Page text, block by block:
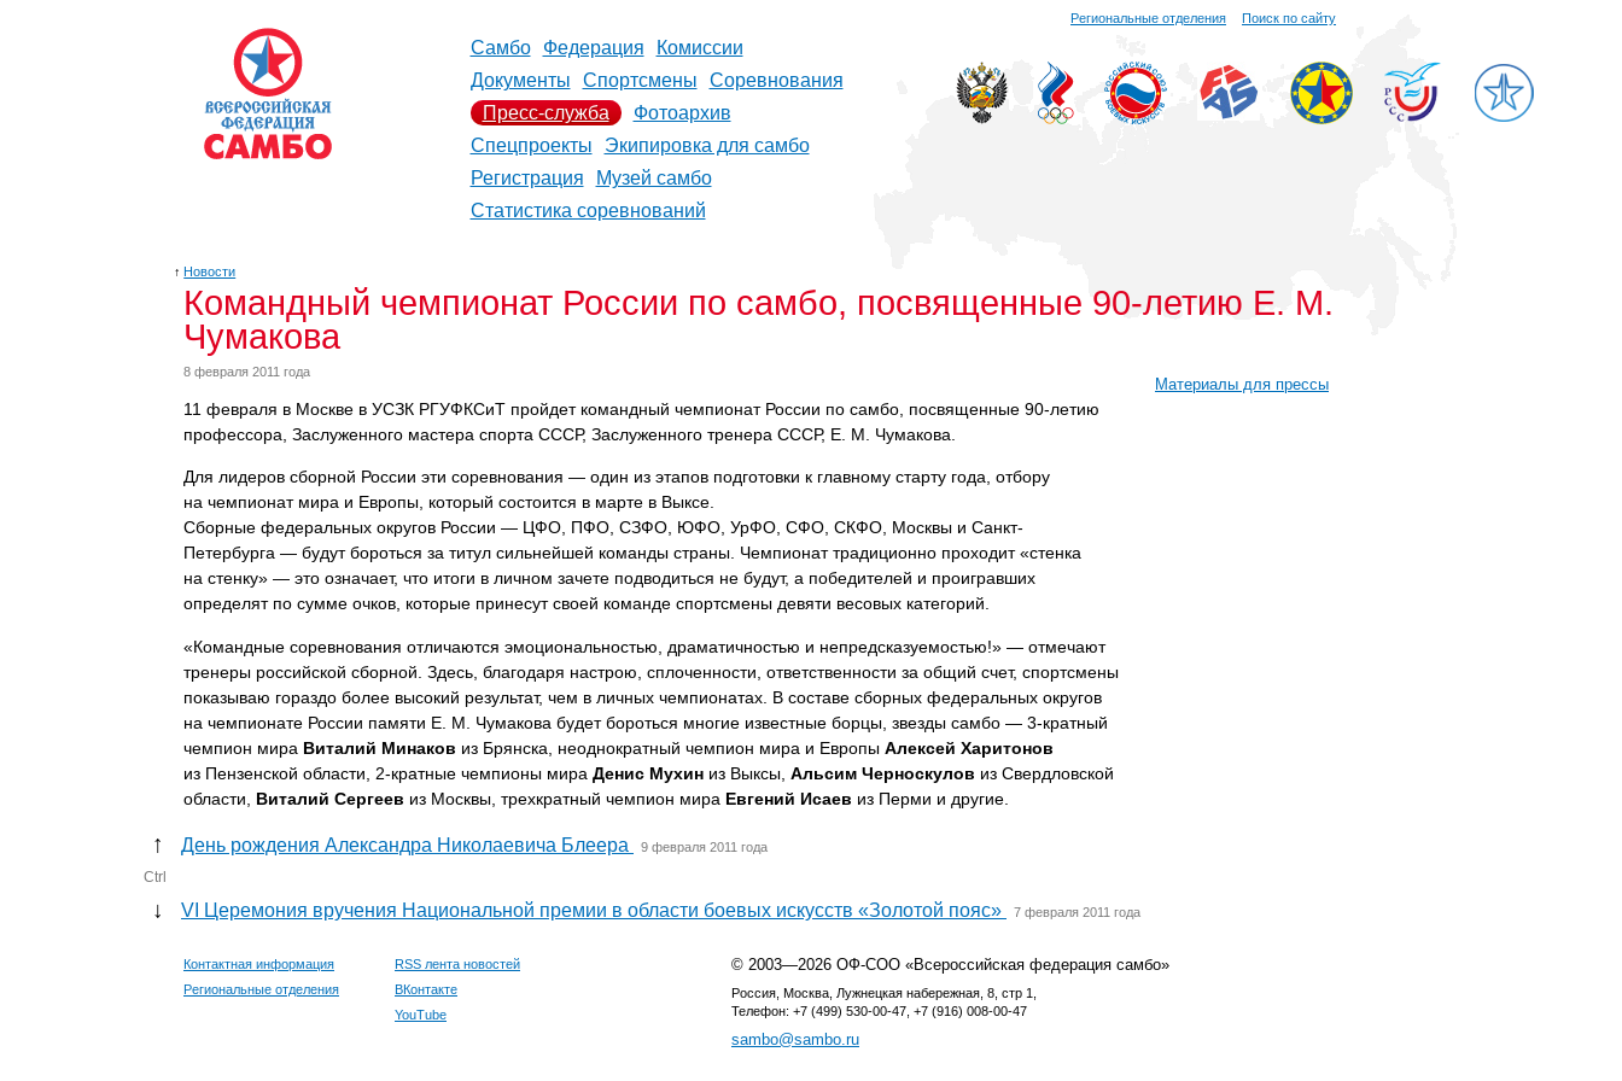
Региональные отделения Поиск по сайту
Самбо Федерация
Комиссии
Документы
Спортсмены
Соревнования
Пресс-служба
Фотоархив
Спецпроекты
Экипировка для самбо
Регистрация
Музей самбо
Статистика соревнований
↑ Новости
Командный чемпионат России по самбо, посвященные 90-летию Е. М.
Чумакова
8 февраля 2011 года
11 февраля в Москве в УСЗК РГУФКСиТ пройдет командный чемпионат России по самбо, посвященные 90-летию
профессора, Заслуженного мастера спорта СССР, Заслуженного тренера СССР, Е. М. Чумакова.
Для лидеров сборной России эти соревнования — один из этапов подготовки к главному старту года, отбору
на чемпионат мира и Европы, который состоится в марте в Выксе.
Сборные федеральных округов России — ЦФО, ПФО, СЗФО, ЮФО, УрФО, СФО, СКФО, Москвы и Санкт-
Петербурга — будут бороться за титул сильнейшей команды страны. Чемпионат традиционно проходит «стенка
на стенку» — это означает, что итоги в личном зачете подводиться не будут, а победителей и проигравших
определят по сумме очков, которые принесут своей команде спортсмены девяти весовых категорий.
«Командные соревнования отличаются эмоциональностью, драматичностью и непредсказуемостью!» — отмечают
тренеры российской сборной. Здесь, благодаря настрою, сплоченности, ответственности за общий счет, спортсмены
показываю гораздо более высокий результат, чем в личных чемпионатах. В составе сборных федеральных округов
на чемпионате России памяти Е. М. Чумакова будет бороться многие известные борцы, звезды самбо — 3-кратный
чемпион мира Виталий Минаков из Брянска, неоднократный чемпион мира и Европы Алексей Харитонов
из Пензенской области, 2-кратные чемпионы мира Денис Мухин из Выксы, Альсим Черноскулов из Свердловской
области, Виталий Сергеев из Москвы, трехкратный чемпион мира Евгений Исаев из Перми и другие.
↑ День рождения Александра Николаевича Блеера 9 февраля 2011 года
Ctrl
↓ VI Церемония вручения Национальной премии в области боевых искусств «Золотой пояс» 7 февраля 2011 года
Материалы для прессы
Контактная информация
Региональные отделения
RSS лента новостей
ВКонтакте
YouTube
© 2003—2026 ОФ-СОО «Всероссийская федерация самбо»
Россия, Москва, Лужнецкая набережная, 8, стр 1,
Телефон: +7 (499) 530-00-47, +7 (916) 008-00-47
sambo@sambo.ru